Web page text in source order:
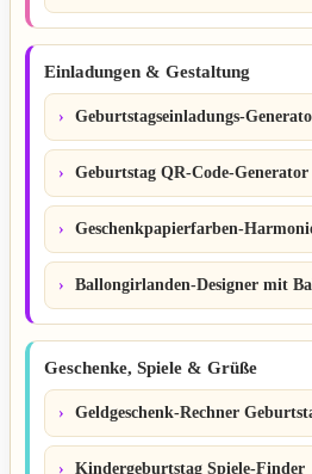
Einladungen & Gestaltung
Geburtstagseinladungs-
Geburtstag QR-Code-Generator
Geschenkpapierfarben-
Ballongirlanden-Designer mit
Geschenke, Spiele & Grüße
Geldgeschenk-Rechner
Kindergeburtstag Spiele-Finder